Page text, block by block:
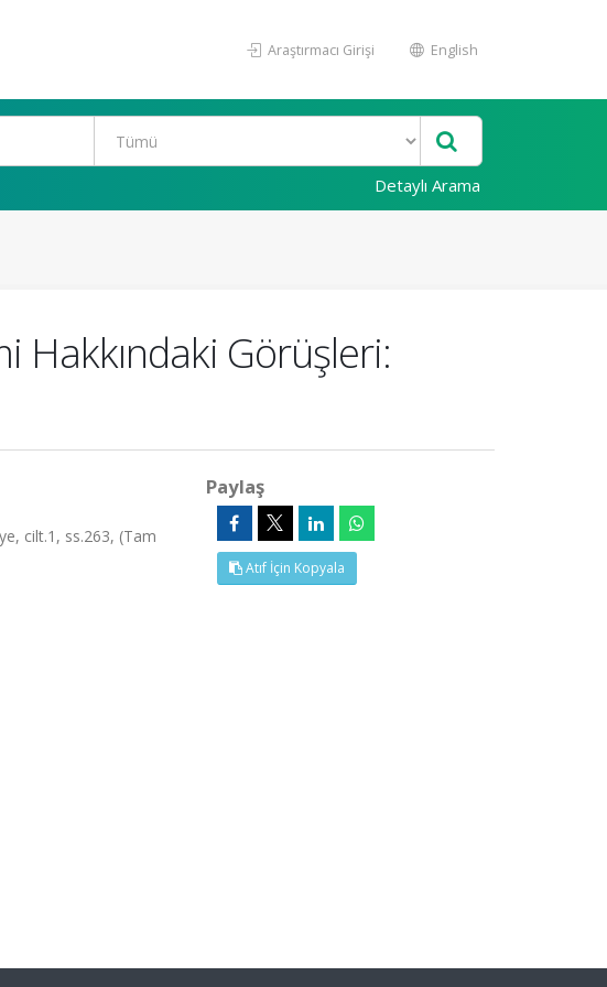
Araştırmacı Girişi English
Detaylı Arama
Hakkındaki Görüşleri:
cilt.1, ss.263, (Tam
Paylaş
Atıf İçin Kopyala